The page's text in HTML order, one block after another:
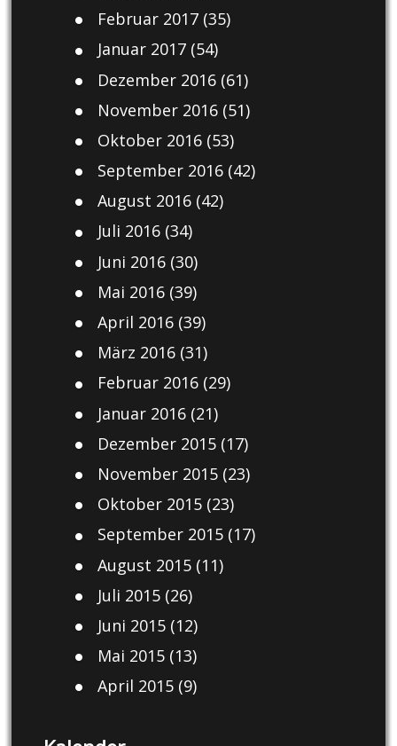
Februar 2017(35)
Januar 2017(54)
Dezember 2016(61)
November 2016(51)
Oktober 2016(53)
September 2016(42)
August 2016(42)
Juli 2016(34)
Juni 2016(30)
Mai 2016(39)
April 2016(39)
März 2016(31)
Februar 2016(29)
Januar 2016(21)
Dezember 2015(17)
November 2015(23)
Oktober 2015(23)
September 2015(17)
August 2015(11)
Juli 2015(26)
Juni 2015(12)
Mai 2015(13)
April 2015(9)